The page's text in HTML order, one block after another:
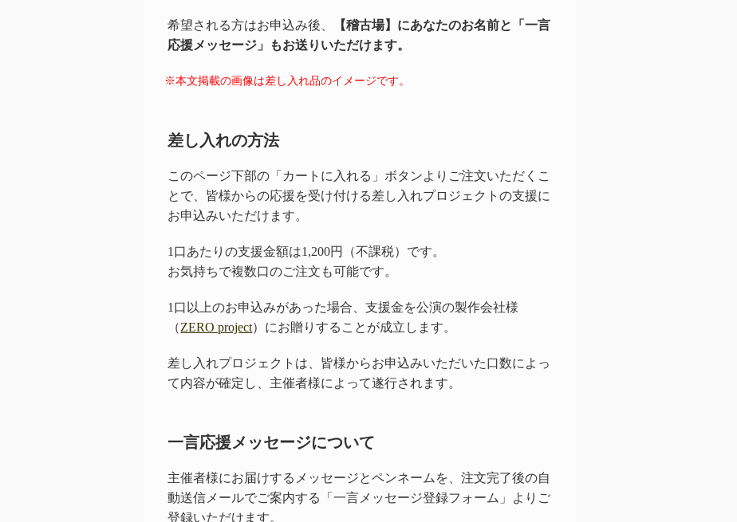
希望される方はお申込み後、
【稽古場】にあなたのお名前と「一言
応援メッセージ」もお送りいただけます。
※本文掲載の画像は差し入れ品のイメージです。
差し入れの方法
このページ下部の「カートに入れる」ボタンよりご注文いただくこ
とで、皆様からの応援を受け付ける差し入れプロジェクトの支援に
お申込みいただけます。
1口あたりの支援金額は1,200円（不課税）です。
お気持ちで複数口のご注文も可能です。
1口以上のお申込みがあった場合、支援金を公演の製作会社様
（ZERO project）にお贈りすることが成立します。
差し入れプロジェクトは、皆様からお申込みいただいた口数によっ
て内容が確定し、主催者様によって遂行されます。
一言応援メッセージについて
主催者様にお届けするメッセージとペンネームを、注文完了後の自
動送信メールでご案内する「一言メッセージ登録フォーム」よりご
登録いただけます。